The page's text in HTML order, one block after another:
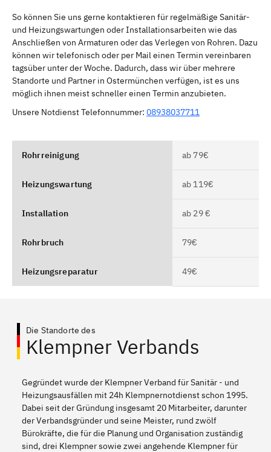
So können Sie uns gerne kontaktieren für regelmäßige Sanitär-
und Heizungswartungen oder Installationsarbeiten wie das
Anschließen von Armaturen oder das Verlegen von Rohren. Dazu
können wir telefonisch oder per Mail einen Termin vereinbaren
tagsüber unter der Woche. Dadurch, dass wir über mehrere
Standorte und Partner in Ostermünchen verfügen, ist es uns
möglich ihnen meist schneller einen Termin anzubieten.
Unsere Notdienst Telefonnummer: 08938037711
Rohrreinigung ab 79€
Heizungswartung ab 119€
Installation ab 29 €
Rohrbruch 79€
Heizungsreparatur 49€
Die Standorte des
Klempner Verbands
Gegründet wurde der Klempner Verband für Sanitär - und
Heizungsausfällen mit 24h Klempnernotdienst schon 1995.
Dabei seit der Gründung insgesamt 20 Mitarbeiter, darunter
der Verbandsgründer und seine Meister, rund zwölf
Bürokräfte, die für die Planung und Organisation zuständig
sind, drei Klempner sowie zwei angehende Klempner für